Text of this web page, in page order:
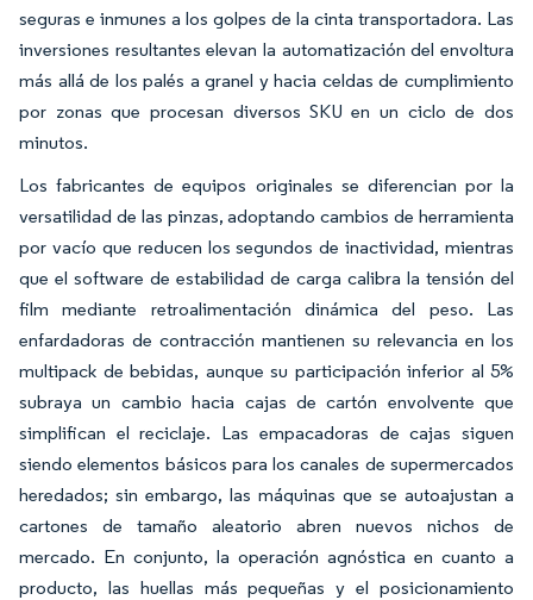
seguras e inmunes a los golpes de la cinta transportadora. Las
inversiones resultantes elevan la automatización del envoltura
más allá de los palés a granel y hacia celdas de cumplimiento
por zonas que procesan diversos SKU en un ciclo de dos
minutos.
Los fabricantes de equipos originales se diferencian por la
versatilidad de las pinzas, adoptando cambios de herramienta
por vacío que reducen los segundos de inactividad, mientras
que el software de estabilidad de carga calibra la tensión del
film mediante retroalimentación dinámica del peso. Las
enfardadoras de contracción mantienen su relevancia en los
multipack de bebidas, aunque su participación inferior al 5%
subraya un cambio hacia cajas de cartón envolvente que
simplifican el reciclaje. Las empacadoras de cajas siguen
siendo elementos básicos para los canales de supermercados
heredados; sin embargo, las máquinas que se autoajustan a
cartones de tamaño aleatorio abren nuevos nichos de
mercado. En conjunto, la operación agnóstica en cuanto a
producto, las huellas más pequeñas y el posicionamiento